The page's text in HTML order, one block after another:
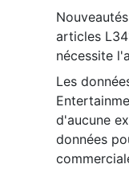
articles
nécessite
Les
d'aucune
données